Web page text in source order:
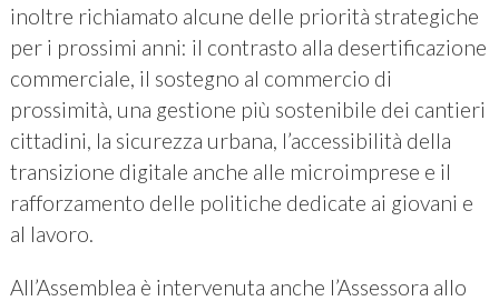
inoltre richiamato alcune delle priorità strategiche
per i prossimi anni: il contrasto alla desertificazione
commerciale, il sostegno al commercio di
prossimità, una gestione più sostenibile dei cantieri
cittadini, la sicurezza urbana, l’accessibilità della
transizione digitale anche alle microimprese e il
rafforzamento delle politiche dedicate ai giovani e
al lavoro.
All’Assemblea è intervenuta anche l’Assessora allo